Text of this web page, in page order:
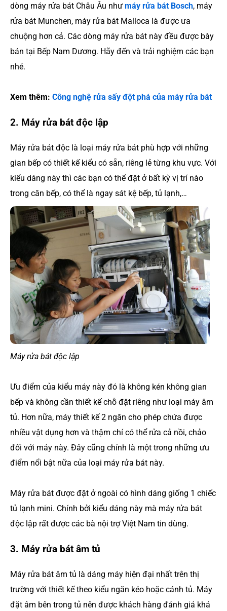
dòng máy rửa bát Châu Âu như máy rửa bát Bosch, máy
rửa bát Munchen, máy rửa bát Malloca là được ưa
chuộng hơn cả. Các dòng máy rửa bát này đều được bày
bán tại Bếp Nam Dương. Hãy đến và trải nghiệm các bạn
nhé.
Xem thêm: Công nghệ rửa sấy đột phá của máy rửa bát
2. Máy rửa bát độc lập
Máy rửa bát độc là loại máy rửa bát phù hợp với những
gian bếp có thiết kế kiểu có sẵn, riêng lẻ từng khu vực. Với
kiểu dáng này thì các bạn có thể đặt ở bất kỳ vị trí nào
trong căn bếp, có thể là ngay sát kệ bếp, tủ lạnh,…
Máy rửa bát độc lập
Ưu điểm của kiểu máy này đó là không kén không gian
bếp và không cần thiết kế chỗ đặt riêng như loại máy âm
tủ. Hơn nữa, máy thiết kế 2 ngăn cho phép chứa được
nhiều vật dụng hơn và thậm chí có thể rửa cả nồi, chảo
đối với máy này. Đây cũng chính là một trong những ưu
điểm nổi bật nữa của loại máy rửa bát này.
Máy rửa bát được đặt ở ngoài có hình dáng giống 1 chiếc
tủ lạnh mini. Chính bởi kiểu dáng này mà máy rửa bát
độc lập rất được các bà nội trợ Việt Nam tin dùng.
3. Máy rửa bát âm tủ
Máy rửa bát âm tủ là dáng máy hiện đại nhất trên thị
trường với thiết kế theo kiểu ngăn kéo hoặc cánh tủ. Máy
đặt âm bên trong tủ nên được khách hàng đánh giá khá